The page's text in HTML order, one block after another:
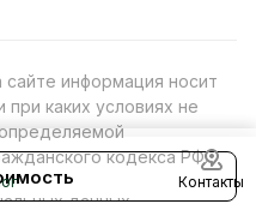
Контакты
информация носит
каких условиях не
кодекса РФ.
данных